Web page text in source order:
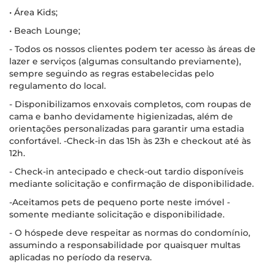
• Área Kids;
• Beach Lounge;
- Todos os nossos clientes podem ter acesso às áreas de
lazer e serviços (algumas consultando previamente),
sempre seguindo as regras estabelecidas pelo
regulamento do local.
- Disponibilizamos enxovais completos, com roupas de
cama e banho devidamente higienizadas, além de
orientações personalizadas para garantir uma estadia
confortável. -Check-in das 15h às 23h e checkout até às
12h.
- Check-in antecipado e check-out tardio disponíveis
mediante solicitação e confirmação de disponibilidade.
-Aceitamos pets de pequeno porte neste imóvel -
somente mediante solicitação e disponibilidade.
- O hóspede deve respeitar as normas do condomínio,
assumindo a responsabilidade por quaisquer multas
aplicadas no período da reserva.